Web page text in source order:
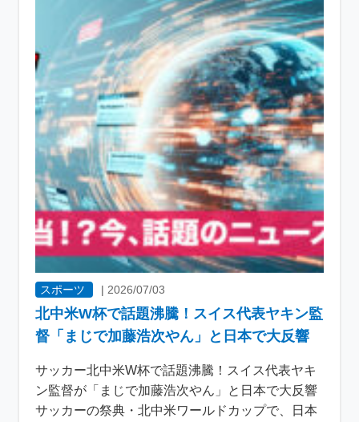
スポーツ | 2026/07/03
北中米W杯で話題沸騰！スイス代表ヤキン監
督「まじで加藤浩次やん」と日本で大反響
サッカー北中米W杯で話題沸騰！スイス代表ヤキ
ン監督が「まじで加藤浩次やん」と日本で大反響
サッカーの祭典・北中米ワールドカップで、日本